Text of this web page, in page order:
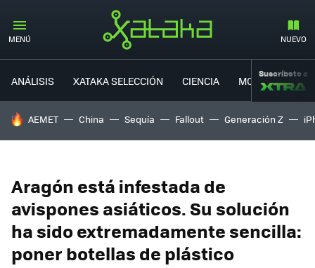
MENÚ NUEVO
ANÁLISIS XATAKA SELECCIÓN CIENCIA MOVILIDAD
Suscríbete a
HOY SE HABLA DE
AEMET China Sequía Fallout Generación Z
Aragón está infestada de
avispones asiáticos. Su solución
ha sido extremadamente sencilla:
poner botellas de plástico